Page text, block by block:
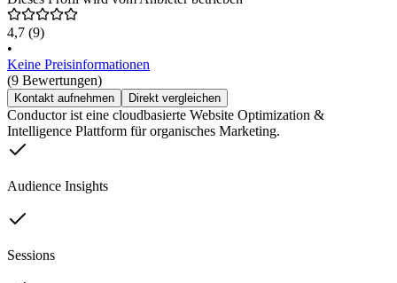
4,7 (9)
•
Keine Preisinformationen
(9 Bewertungen)
Kontakt aufnehmen Direkt vergleichen
Conductor ist eine cloudbasierte Website Optimization &
Intelligence Plattform für organisches Marketing.
Audience Insights
Sessions